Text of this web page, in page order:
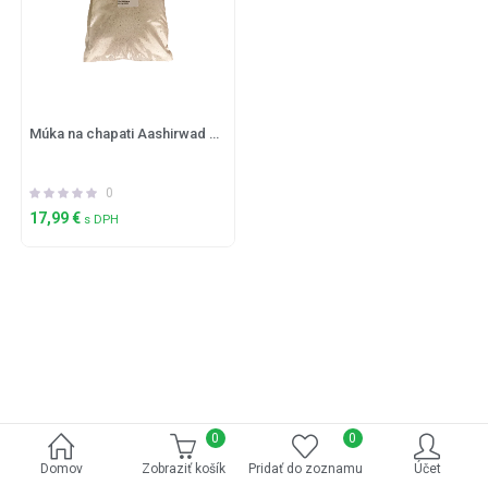
Domov
0
Zobraziť košík
0
Pridať do zoznamu
Účet
Múka na chapati Aashirwad 10kg
0
17,99€ s DPH